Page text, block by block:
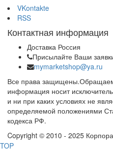
VKontakte
RSS
Контактная информация
Доставка Россия
Присылайте Ваши
mymarketshop@ya.ru
Все права
информация носит
и ни при каких условиях не
определяемой положениями
кодекса РФ.
Copyright © 2010 - 2025
TOP